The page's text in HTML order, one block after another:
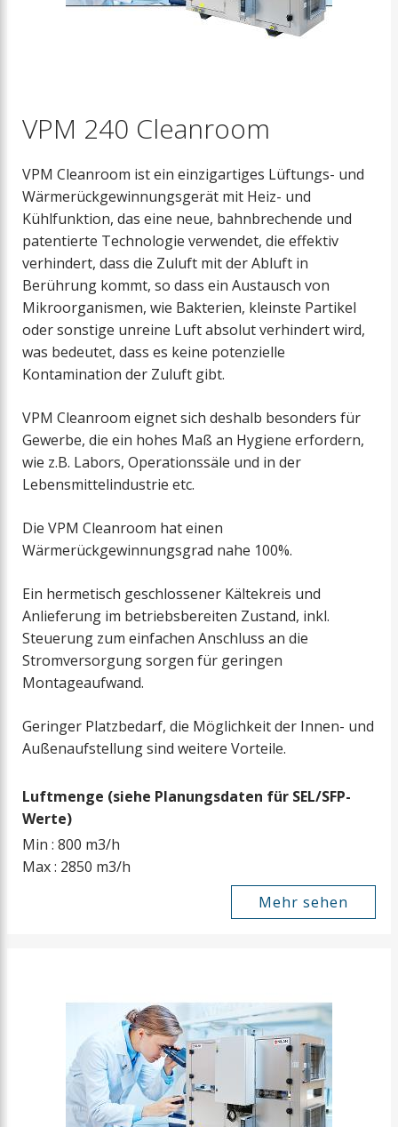
Dunstabzugshaube und EM-Box
Vorheizregister
Zuluftmodul
Luftverteilung
Absperrklappen
Hebevorrichtung
Halterung
Siphon
Heizkabel
Schwingungsdämpfer
Heatpipe
VPM 240 Cleanroom
VPM Cleanroom ist ein einzigartiges Lüftungs- und
Wärmerückgewinnungsgerät mit Heiz- und
Kühlfunktion, das eine neue, bahnbrechende und
patentierte Technologie verwendet, die effektiv
verhindert, dass die Zuluft mit der Abluft in
Berührung kommt, so dass ein Austausch von
Mikroorganismen, wie Bakterien, kleinste Partikel
oder sonstige unreine Luft absolut verhindert wird,
was bedeutet, dass es keine potenzielle
Kontamination der Zuluft gibt.
VPM Cleanroom eignet sich deshalb besonders für
Gewerbe, die ein hohes Maß an Hygiene erfordern,
wie z.B. Labors, Operationssäle und in der
Lebensmittelindustrie etc.
Die VPM Cleanroom hat einen
Wärmerückgewinnungsgrad nahe 100%.
Ein hermetisch geschlossener Kältekreis und
Anlieferung im betriebsbereiten Zustand, inkl.
Steuerung zum einfachen Anschluss an die
Stromversorgung sorgen für geringen
Montageaufwand.
Geringer Platzbedarf, die Möglichkeit der Innen- und
Außenaufstellung sind weitere Vorteile.
Luftmenge (siehe Planungsdaten für SEL/SFP-
Werte)
Min : 800 m3/h
Max : 2850 m3/h
Mehr sehen